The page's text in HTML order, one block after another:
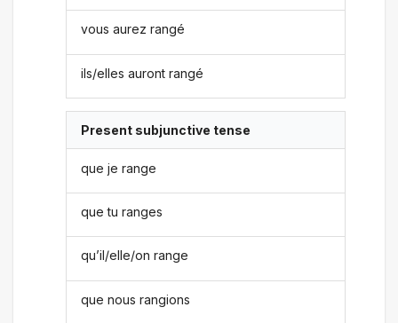
vous aurez rangé
ils/elles auront rangé
Present subjunctive tense
que je range
que tu ranges
qu’il/elle/on range
que nous rangions